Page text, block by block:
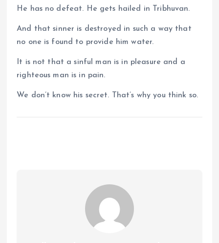
He has no defeat. He gets hailed in Tribhuvan.
And that sinner is destroyed in such a way that
no one is found to provide him water.
It is not that a sinful man is in pleasure and a
righteous man is in pain.
We don’t know his secret. That’s why you think so.